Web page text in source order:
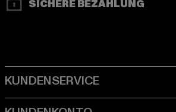
SICHERE BEZAHLUNG